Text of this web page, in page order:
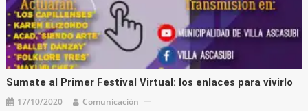
Sumate al Primer Festival Virtual: los enlaces para vivirlo
17/10/2020 Comunicación